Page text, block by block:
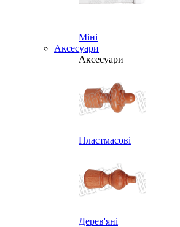
Міні
Аксесуари
Аксесуари
Пластмасові
Дерев'яні